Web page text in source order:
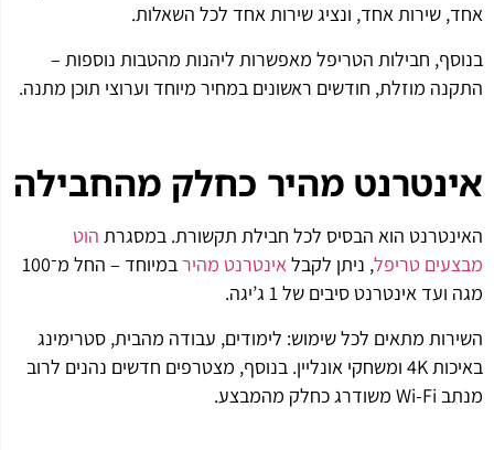
אחד, שירות אחד, ונציג שירות אחד לכל השאלות.
בנוסף, חבילות הטריפל מאפשרות ליהנות מהטבות נוספות –
התקנה מוזלת, חודשים ראשונים במחיר מיוחד וערוצי תוכן מתנה.
אינטרנט מהיר כחלק מהחבילה
האינטרנט הוא הבסיס לכל חבילת תקשורת. במסגרת הוט
מבצעים טריפל, ניתן לקבלאינטרנט מהיר
במיוחד – החל מ־100
מגה ועד אינטרנט סיבים של 1 ג’יגה.
השירות מתאים לכל שימוש: לימודים, עבודה מהבית, סטרימינג
באיכות 4K ומשחקי אונליין. בנוסף, מצטרפים חדשים נהנים לרוב
מנתב Wi-Fi משודרג כחלק מהמבצע.